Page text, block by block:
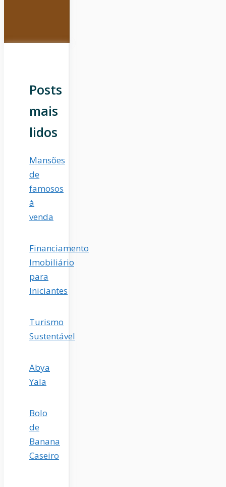
Posts
mais
lidos
Mansões
de
famosos
à
venda
Financiamento
Imobiliário
para
Iniciantes
Turismo
Sustentável
Abya
Yala
Bolo
de
Banana
Caseiro